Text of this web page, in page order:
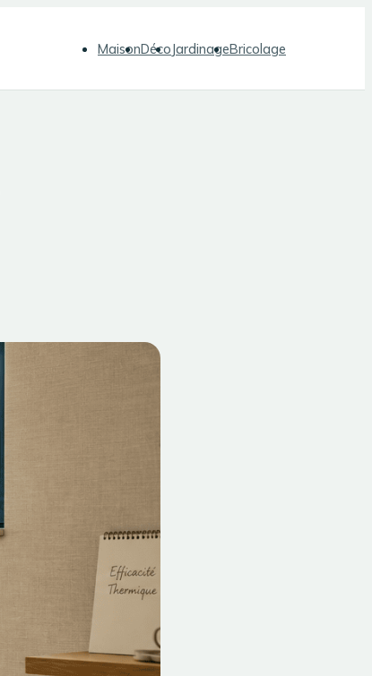
MaisonDécoJardinageBricolage